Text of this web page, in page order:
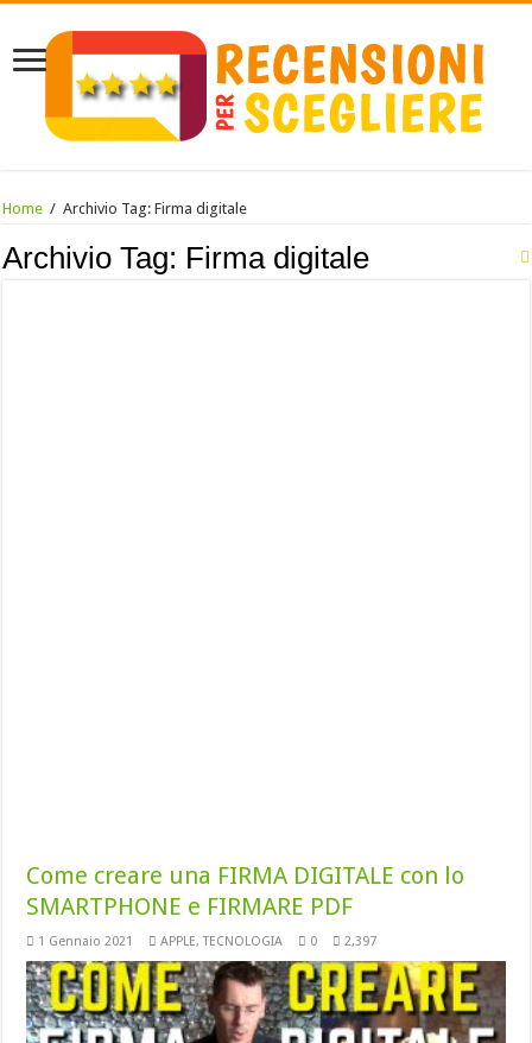
Home / Archivio Tag:Firma digitale
Archivio Tag: Firma digitale
Come creare una FIRMA DIGITALE con lo
SMARTPHONE e FIRMARE PDF
1 Gennaio 2021 APPLE,TECNOLOGIA 0 2,397